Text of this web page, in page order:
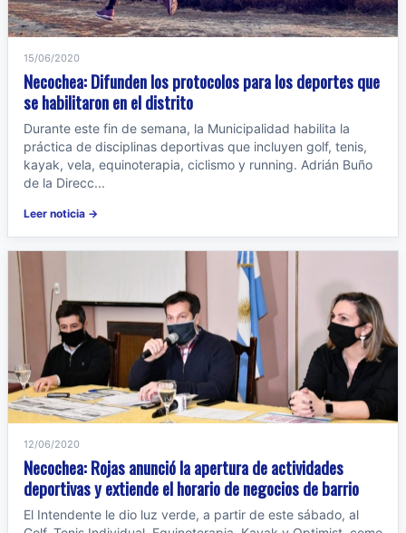
15/06/2020
Necochea: Difunden los protocolos para los deportes que
se habilitaron en el distrito
Durante este fin de semana, la Municipalidad habilita la
práctica de disciplinas deportivas que incluyen golf, tenis,
kayak, vela, equinoterapia, ciclismo y running. Adrián Buño
de la Direcc...
Leer noticia →
12/06/2020
Necochea: Rojas anunció la apertura de actividades
deportivas y extiende el horario de negocios de barrio
El Intendente le dio luz verde, a partir de este sábado, al